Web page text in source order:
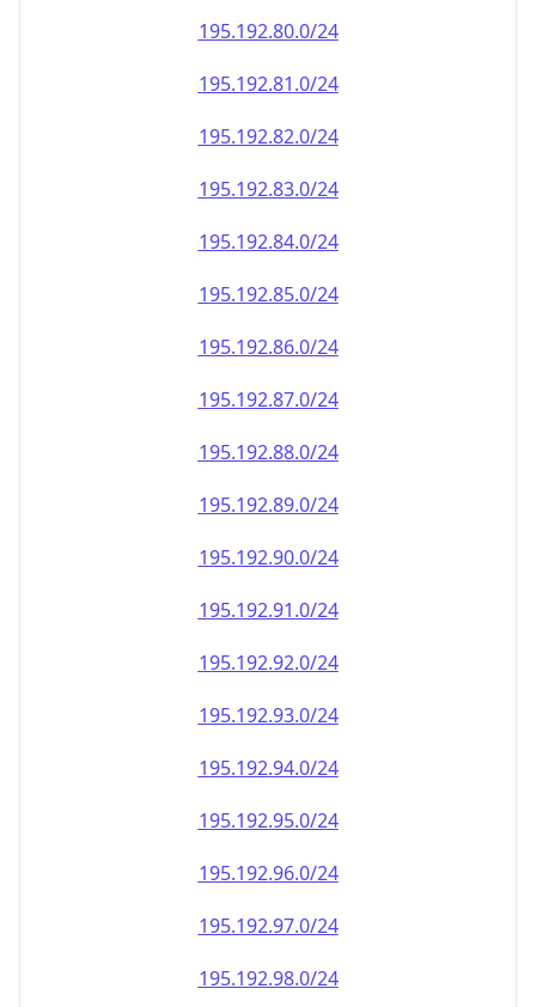
195.192.80.0/24
195.192.81.0/24
195.192.82.0/24
195.192.83.0/24
195.192.84.0/24
195.192.85.0/24
195.192.86.0/24
195.192.87.0/24
195.192.88.0/24
195.192.89.0/24
195.192.90.0/24
195.192.91.0/24
195.192.92.0/24
195.192.93.0/24
195.192.94.0/24
195.192.95.0/24
195.192.96.0/24
195.192.97.0/24
195.192.98.0/24